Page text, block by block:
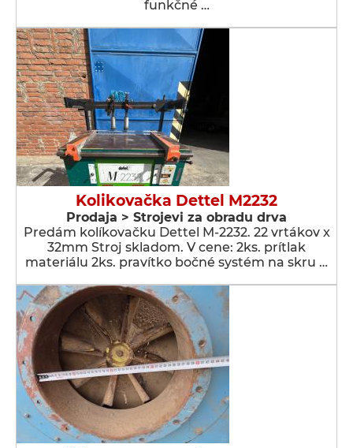
funkčné …
Kolikovačka Dettel M2232
Prodaja > Strojevi za obradu drva
Predám kolíkovačku Dettel M-2232. 22 vrtákov x
32mm Stroj skladom. V cene: 2ks. prítlak
materiálu 2ks. pravítko bočné systém na skru …